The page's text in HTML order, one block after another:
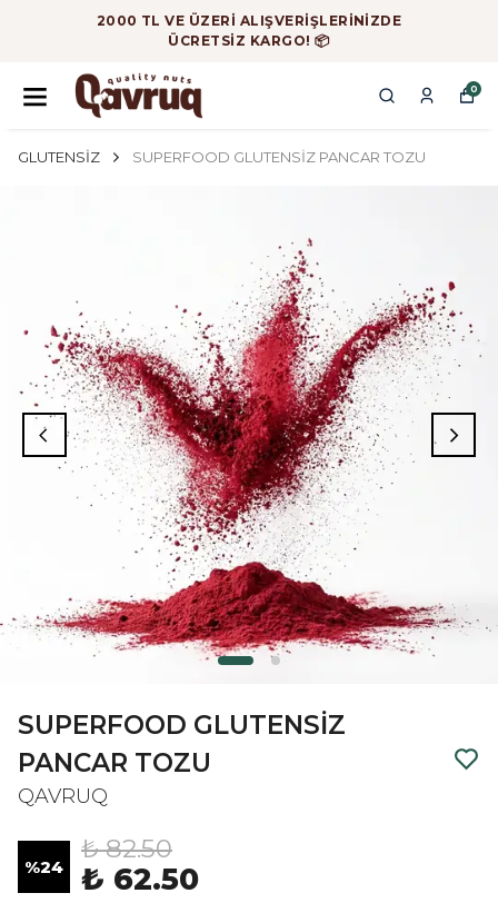
2000 TL VE ÜZERİ ALIŞVERİŞLERİNİZDE
ÜCRETSİZ KARGO! 📦
0
GLUTENSİZ SUPERFOOD GLUTENSİZ PANCAR TOZU
SUPERFOOD GLUTENSİZ
PANCAR TOZU
QAVRUQ
%24
₺ 82.50
₺ 62.50